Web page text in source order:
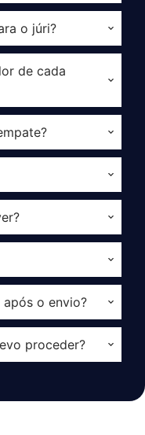
o júri?
de cada
o envio?
proceder?